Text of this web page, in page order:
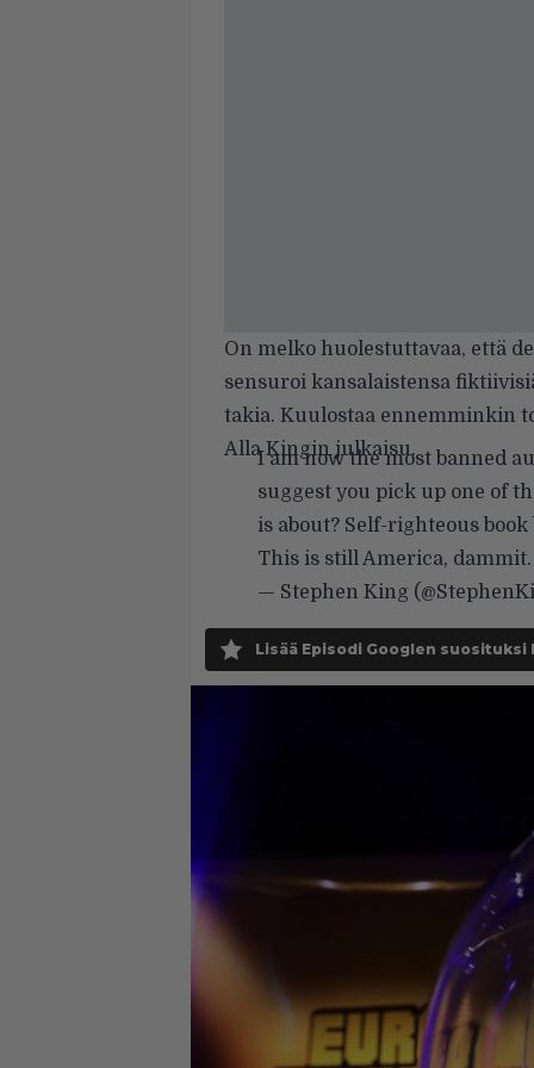
On melko huolestuttavaa, että
sensuroi kansalaistensa
takia. Kuulostaa ennemminkin
Alla Kingin julkaisu.
I am now the most banned
suggest you pick up one of
is about? Self-righteous
This is still America, dammit.
— Stephen King
Lisää Episodi Googlen suosituksi